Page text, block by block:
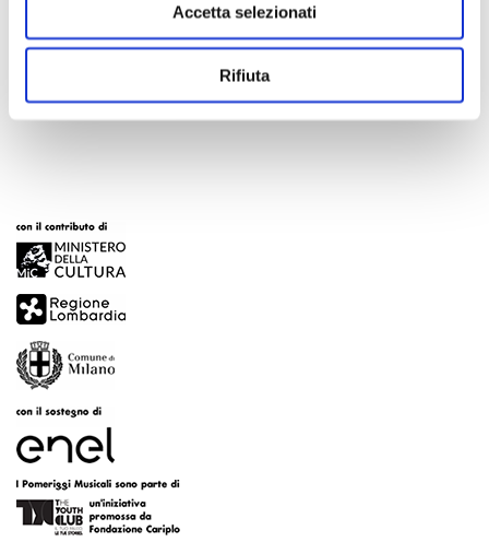
Accetta selezionati
Rifiuta
Scopri di più